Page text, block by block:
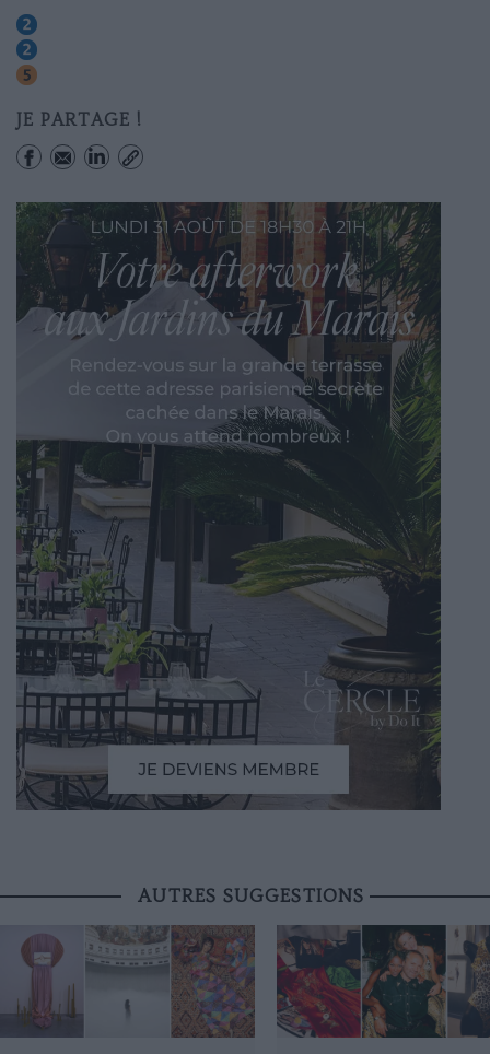
JE PARTAGE !
AUTRES SUGGESTIONS